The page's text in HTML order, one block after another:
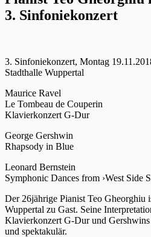
3. Sinfoniekonzert
3. Sinfoniekonzert, Montag
Stadthalle Wuppertal
Maurice Ravel
Le Tombeau de Couperin
Klavierkonzert G-Dur
George Gershwin
Rhapsody in Blue
Leonard Bernstein
Symphonic Dances from ›West Side
Der 26jährige Pianist Teo Gheorghiu
Wuppertal zu Gast. Seine
Klavierkonzert G-Dur und
und spektakulär.